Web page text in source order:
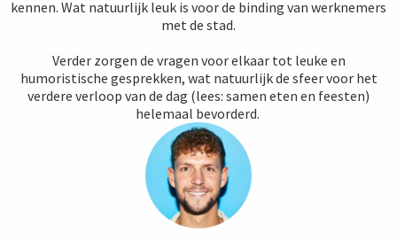
kennen. Wat natuurlijk leuk is voor de binding van werknemers
met de stad.
Verder zorgen de vragen voor elkaar tot leuke en
humoristische gesprekken, wat natuurlijk de sfeer voor het
verdere verloop van de dag (lees: samen eten en feesten)
helemaal bevorderd.